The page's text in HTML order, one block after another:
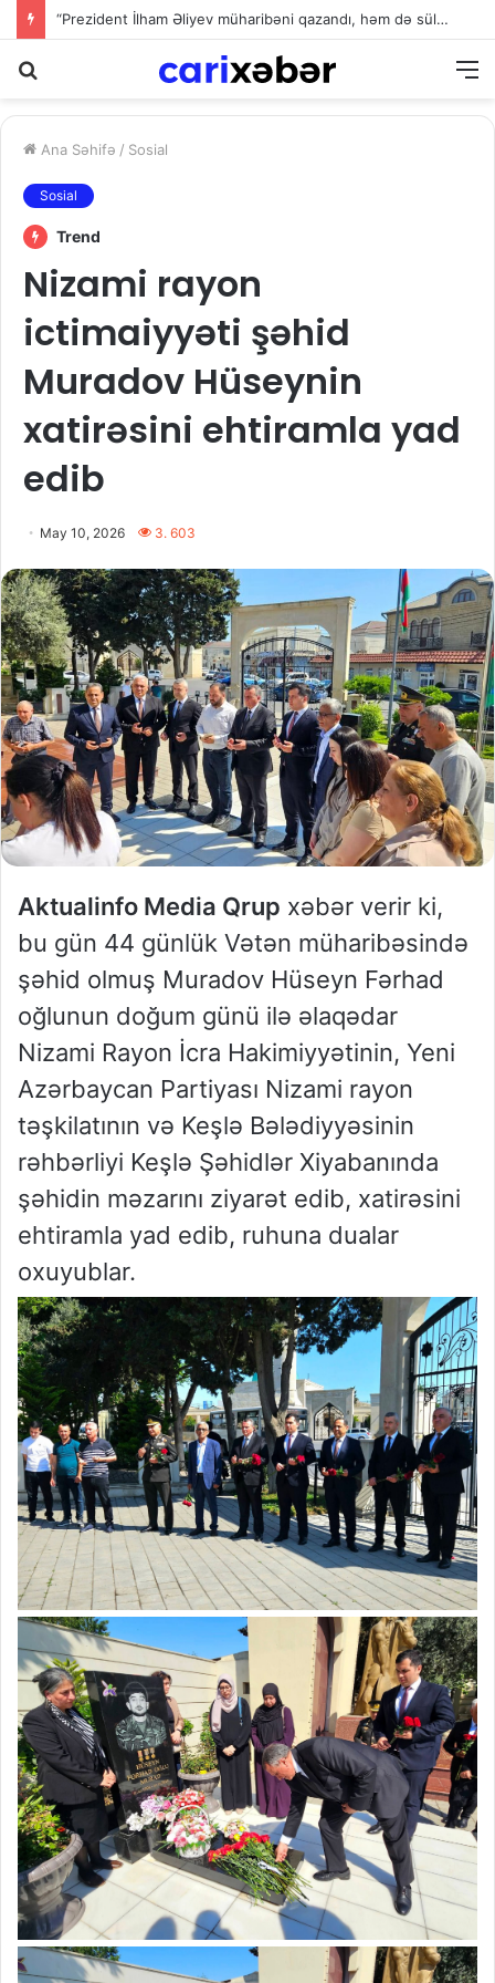
“Prezident İlham Əliyev müharibəni qazandı, həm də sülhü qazandı!”
Ana Səhifə / Sosial
Sosial
Trend
Nizami rayon
ictimaiyyəti şəhid
Muradov Hüseynin
xatirəsini ehtiramla yad
edib
May 10, 2026 3. 603
Aktualinfo Media Qrup xəbər verir ki,
bu gün 44 günlük Vətən müharibəsində
şəhid olmuş Muradov Hüseyn Fərhad
oğlunun doğum günü ilə əlaqədar
Nizami Rayon İcra Hakimiyyətinin, Yeni
Azərbaycan Partiyası Nizami rayon
təşkilatının və Keşlə Bələdiyyəsinin
rəhbərliyi Keşlə Şəhidlər Xiyabanında
şəhidin məzarını ziyarət edib, xatirəsini
ehtiramla yad edib, ruhuna dualar
oxuyublar.